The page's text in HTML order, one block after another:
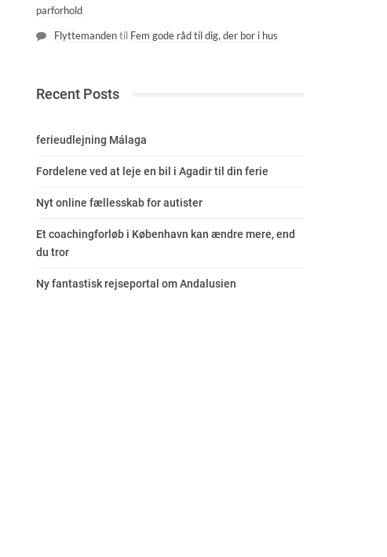
parforhold
Flyttemandentil Fem gode råd til dig, der bor i hus
Recent Posts
ferieudlejning Málaga
Fordelene ved at leje en bil i Agadir til din ferie
Nyt online fællesskab for autister
Et coachingforløb i København kan ændre mere, end
du tror
Ny fantastisk rejseportal om Andalusien